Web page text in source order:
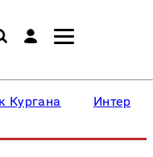
Кургана